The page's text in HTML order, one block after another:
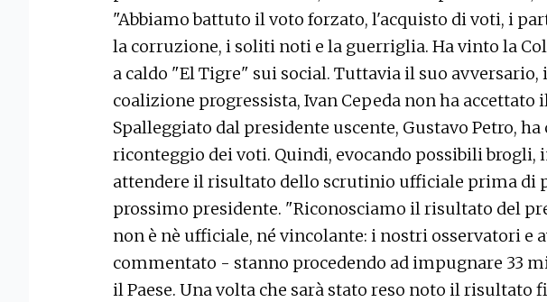
"Abbiamo battuto il voto forzato, l'acquisto di voti, i
la corruzione, i soliti noti e la guerriglia. Ha vinto la
a caldo "El Tigre" sui social. Tuttavia il suo avversario,
coalizione progressista, Ivan Cepeda non ha accettato
Spalleggiato dal presidente uscente, Gustavo Petro,
riconteggio dei voti. Quindi, evocando possibili brogli,
attendere il risultato dello scrutinio ufficiale prima di
prossimo presidente. "Riconosciamo il risultato del
non è nè ufficiale, né vincolante: i nostri osservatori e
commentato - stanno procedendo ad impugnare 33
il Paese. Una volta che sarà stato reso noto il risultato